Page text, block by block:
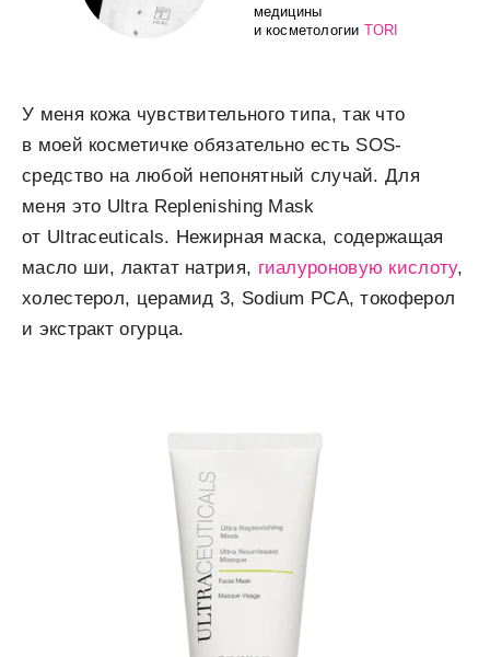
медицины
и косметологии TORI
У меня кожа чувствительного типа, так что
в моей косметичке обязательно есть SOS-
средство на любой непонятный случай. Для
меня это Ultra Replenishing Mask
от Ultraceuticals. Нежирная маска, содержащая
масло ши, лактат натрия, гиалуроновую кислоту,
холестерол, церамид 3, Sodium PCA, токоферол
и экстракт огурца.